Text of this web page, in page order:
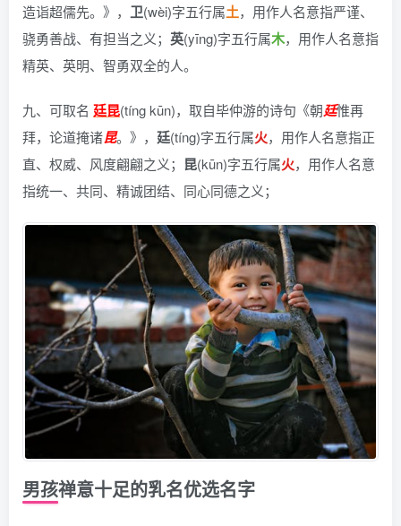
造诣超儒先。》 ， 卫(wèi)字五行属土，用作人名意指严谨、
骁勇善战、有担当之义； 英(yīng)字五行属木，用作人名意指
精英、英明、智勇双全的人。
九、可取名 廷昆(tíng kūn)， 取自毕仲游的诗句《朝廷惟再
拜，论道掩诸昆。》 ， 廷(tíng)字五行属火，用作人名意指正
直、权威、风度翩翩之义； 昆(kūn)字五行属火，用作人名意
指统一、共同、精诚团结、同心同德之义；
男孩禅意十足的乳名优选名字